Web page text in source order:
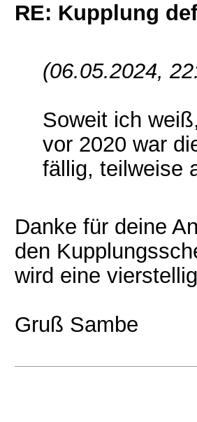
RE: Kupplung
(06.05.2024,
Soweit ich
vor 2020 war
fällig, teilweise
Danke für deine
den
wird eine
Gruß Sambe